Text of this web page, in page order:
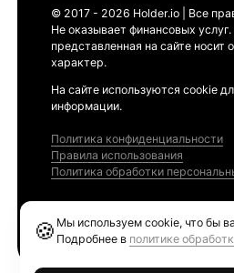
© 2017 - 2026 Holder.io | Все
Не оказывает финансовых
представленная на сайте носит
характер.
На сайте используются cookie
информации.
Политика конфиденциальности
Правила использования
Политика обработки
🍪 Мы используем cookie, что бы
Подробнее в политике
Ethereum GAS Tracker